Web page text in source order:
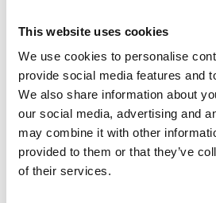
This website uses cookies
We use cookies to personalise
provide social media features and
We also share information about
our social media, advertising and
may combine it with other
provided to them or that they’ve
of their services.
junavaunun kontti nostetaan
automaattinen näytteenotin, Q-
näytteet seuraavana
kontista. Junaa liikutettaessa
pudottamassa kerätyt näytteet
viedään myöhemmin
Q-Robot palaa taas ottamaan
kontista. Koko